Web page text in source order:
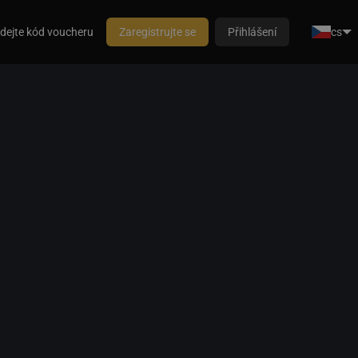
kód voucheru Zaregistrujte se Přihlášení cs